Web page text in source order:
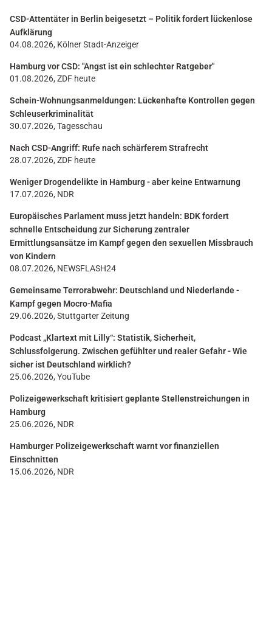
CSD-Attentäter in Berlin beigesetzt – Politik fordert lückenlose
Aufklärung
04.08.2026, Kölner Stadt-Anzeiger
Hamburg vor CSD: "Angst ist ein schlechter Ratgeber"
01.08.2026, ZDF heute
Schein-Wohnungsanmeldungen: Lückenhafte Kontrollen gegen
Schleuserkriminalität
30.07.2026, Tagesschau
Nach CSD-Angriff: Rufe nach schärferem Strafrecht
28.07.2026, ZDF heute
Weniger Drogendelikte in Hamburg - aber keine Entwarnung
17.07.2026, NDR
Europäisches Parlament muss jetzt handeln: BDK fordert
schnelle Entscheidung zur Sicherung zentraler
Ermittlungsansätze im Kampf gegen den sexuellen Missbrauch
von Kindern
08.07.2026, NEWSFLASH24
Gemeinsame Terrorabwehr: Deutschland und Niederlande -
Kampf gegen Mocro-Mafia
29.06.2026, Stuttgarter Zeitung
Podcast „Klartext mit Lilly“: Statistik, Sicherheit,
Schlussfolgerung. Zwischen gefühlter und realer Gefahr - Wie
sicher ist Deutschland wirklich?
25.06.2026, YouTube
Polizeigewerkschaft kritisiert geplante Stellenstreichungen in
Hamburg
25.06.2026, NDR
Hamburger Polizeigewerkschaft warnt vor finanziellen
Einschnitten
15.06.2026, NDR